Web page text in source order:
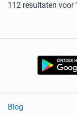
112 resultaten voor
Blog